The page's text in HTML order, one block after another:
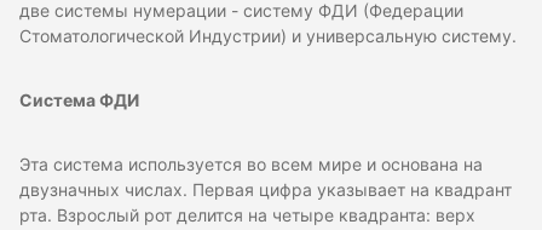
две системы нумерации - систему ФДИ (Федерации
Стоматологической Индустрии) и универсальную систему.
Система ФДИ
Эта система используется во всем мире и основана на
двузначных числах. Первая цифра указывает на квадрант
рта. Взрослый рот делится на четыре квадранта: верх